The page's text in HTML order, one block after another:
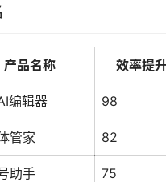
产品名称 效率提
编辑器 98
管家 82
助手 75